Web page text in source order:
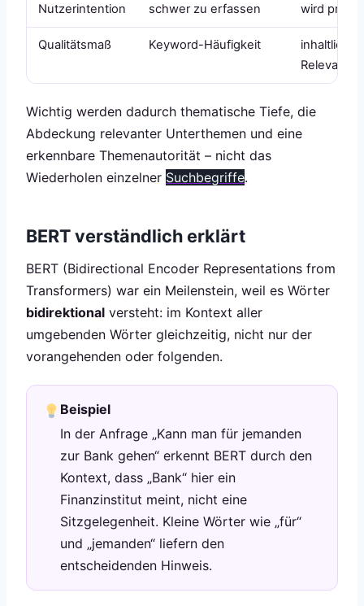
Nutzerintention schwer zu erfassen wird
Qualitätsmaß Keyword-Häufigkeit
inhaltliche
Relevanz
Wichtig werden dadurch thematische Tiefe, die
Abdeckung relevanter Unterthemen und eine
erkennbare Themenautorität – nicht das
Wiederholen einzelner Suchbegriffe.
BERT verständlich erklärt
BERT (Bidirectional Encoder Representations from
Transformers) war ein Meilenstein, weil es Wörter
bidirektional versteht: im Kontext aller
umgebenden Wörter gleichzeitig, nicht nur der
vorangehenden oder folgenden.
Beispiel
In der Anfrage „Kann man für jemanden
zur Bank gehen“ erkennt BERT durch den
Kontext, dass „Bank“ hier ein
Finanzinstitut meint, nicht eine
Sitzgelegenheit. Kleine Wörter wie „für“
und „jemanden“ liefern den
entscheidenden Hinweis.